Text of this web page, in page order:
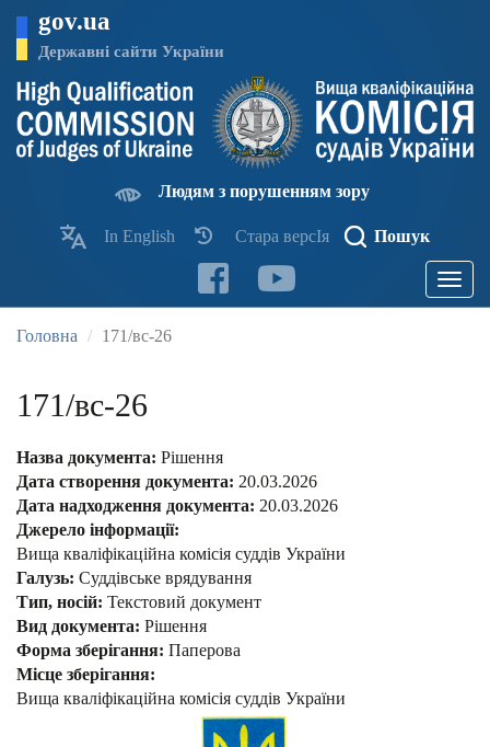
основного
матеріалу
gov.ua
Державні сайти України
Людям з порушенням зору
In English Стара версІя Пошук
Toggle
Головна 171/вс-26
171/вс-26
Назва документа: Рішення
Дата створення документа: 20.03.2026
Дата надходження документа: 20.03.2026
Джерело інформації:
Вища кваліфікаційна комісія суддів України
Галузь: Суддівське врядування
Тип, носій: Текстовий документ
Вид документа: Рішення
Форма зберігання: Паперова
Місце зберігання:
Вища кваліфікаційна комісія суддів України